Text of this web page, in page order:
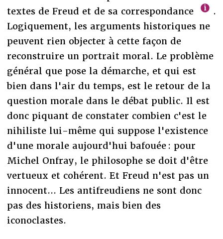
textes de Freud et de sa correspondance
.
Logiquement, les arguments historiques ne
peuvent rien objecter à cette façon de
reconstruire un portrait moral. Le problème
général que pose la démarche, et qui est
bien dans l'air du temps, est le retour de la
question morale dans le débat public. Il est
donc piquant de constater combien c'est le
nihiliste lui-même qui suppose l'existence
d'une morale aujourd'hui bafouée : pour
Michel Onfray, le philosophe se doit d'être
vertueux et cohérent. Et Freud n'est pas un
innocent... Les antifreudiens ne sont donc
pas des historiens, mais bien des
iconoclastes.